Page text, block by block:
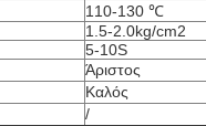
110-130 ℃
1.5-2.0kg/cm2
5-10S
Άριστος
Καλός
/